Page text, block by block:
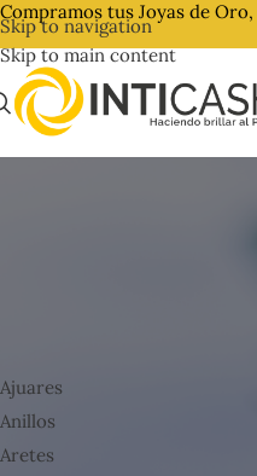
Skip to navigation
Skip to main content
Ajuares
Anillos
Aretes
Compramos tus Joyas de Oro,